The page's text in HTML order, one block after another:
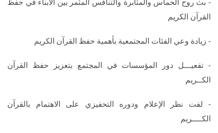
- بث روح الحماس والمثابرة والتنافس المثمر بين الأبناء في حفظ
القرآن الكريم
- زيادة وعي الفئات المجتمعية بأهمية حفظ القرآن الكريم
- تفعيـــل دور المؤسسات في المجتمع بتعزيز حفظ القرآن
الكــريم
- لفت نظر الإعلام ودوره التحفيزي على الاهتمام بالقرآن
الكــــريم